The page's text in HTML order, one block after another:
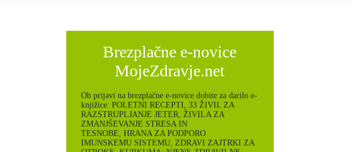
Brezplačne e-novice
MojeZdravje.net
Ob prijavi na brezplačne e-novice dobite za darilo e-
knjižice: POLETNI RECEPTI, 33 ŽIVIL ZA
RAZSTRUPLJANJE JETER, ŽIVILA ZA
ZMANJŠEVANJE STRESA IN
TESNOBE, HRANA ZA PODPORO
IMUNSKEMU SISTEMU, ZDRAVI ZAJTRKI ZA